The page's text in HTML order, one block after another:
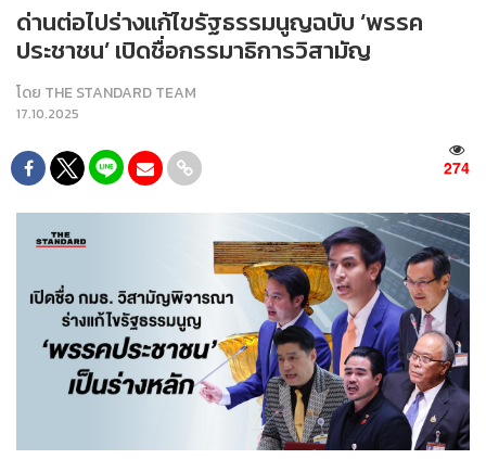
ด่านต่อไปร่างแก้ไขรัฐธรรมนูญฉบับ ‘พรรค
ประชาชน’ เปิดชื่อกรรมาธิการวิสามัญ
โดย THE STANDARD TEAM
17.10.2025
274